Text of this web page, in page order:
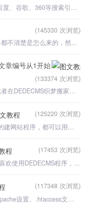
什么SEO排名优化:简单一句话：让别人通过百度、谷歌、360等搜索引擎能够找到你的网站。自己有了网
(145330 次浏览)
说起进入学做网站论坛都是一次意外，我自己都不清楚是怎么来的，然后就不知道咋地果断报名听课了。我从
章编号从1开始
(133374 次浏览)
很多朋友在使用织梦程序做网站的过程中，或者在DEDECMS织梦搬家中，难免需要添加一些测试文章用于测试网站
(125220 次浏览)
Wordpress与dedecms是二款国内使用量最大的建网站程序，都可以用来制作各类型网站。下面是Wordpres
(17453 次浏览)
分享一个DEDECMS织梦淘客模板，个人比较喜欢使用DEDECMS程序，后台不需要怎么开发，这是我学习了学做网站论
(117348 次浏览)
dedecms全站伪静态教程分为五部分，包括“Apache设置、.htaccess文件设置、首页伪静态、列表页伪静态、文章